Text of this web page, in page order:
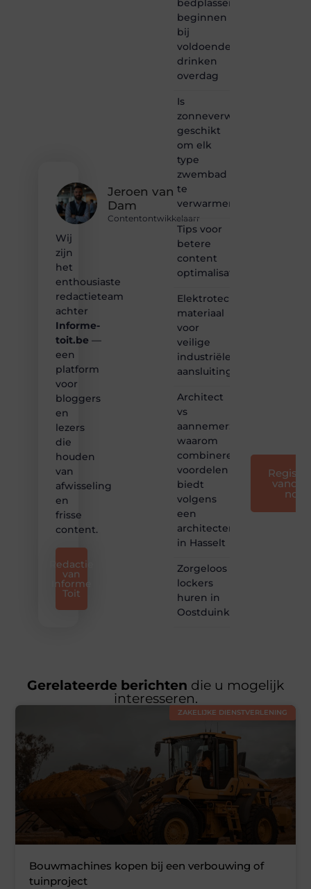
Jeroen van
Dam
Contentontwikkelaarr
Wij
zijn
het
enthousiaste
redactieteam
achter
Informe-
toit.be —
een
platform
voor
bloggers
en
lezers
die
houden
van
afwisseling
en
frisse
content.
Redactie
van
Informe
Toit
bedplassen
beginnen
bij
voldoende
drinken
overdag
Is
zonneverwarming
geschikt
om elk
type
zwembad
te
verwarmen?
Tips voor
betere
content
optimalisatie
Elektrotechnisch
materiaal
voor
veilige
industriële
aansluitingen
Architect
vs
aannemer:
waarom
combineren
voordelen
biedt
volgens
een
architectenbureau
in Hasselt
Zorgeloos
lockers
huren in
Oostduinkerke
nog
Gerelateerde berichten die u mogelijk
interesseren.
ZAKELIJKE DIENSTVERLENING
Bouwmachines kopen bij een verbouwing of
tuinproject